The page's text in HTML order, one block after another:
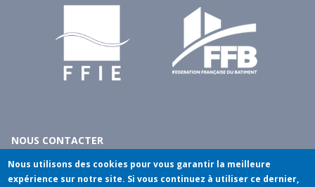
NOUS CONTACTER
10 rue du débarcadère - 75017 Paris
tél: 01.40.55.14.00
Nous utilisons des cookies pour vous garantir la meilleure
expérience sur notre site. Si vous continuez à utiliser ce dernier,